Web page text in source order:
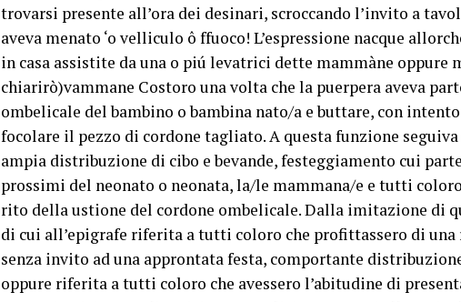
trovarsi presente all’ora dei desinari, scroccando l’invito a
aveva menato ‘o velliculo ô ffuoco! L’espressione nacque
in casa assistite da una o piú levatrici dette mammàne oppure
chiarirò)vammane Costoro una volta che la puerpera aveva
ombelicale del bambino o bambina nato/a e buttare, con
focolare il pezzo di cordone tagliato. A questa funzione
ampia distribuzione di cibo e bevande, festeggiamento cui
prossimi del neonato o neonata, la/le mammana/e e tutti
rito della ustione del cordone ombelicale. Dalla imitazione di
di cui all’epigrafe riferita a tutti coloro che profittassero di
senza invito ad una approntata festa, comportante
oppure riferita a tutti coloro che avessero l’abitudine di